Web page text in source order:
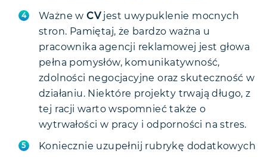
Ważne wCVjest uwypuklenie mocnych
stron. Pamiętaj, że bardzo ważna u
pracownika agencji reklamowej jest głowa
pełna pomysłów, komunikatywność,
zdolności negocjacyjne oraz skuteczność w
działaniu. Niektóre projekty trwają długo, z
tej racji warto wspomnieć także o
wytrwałości w pracy i odporności na stres.
Koniecznie uzupełnij rubrykę dodatkowych